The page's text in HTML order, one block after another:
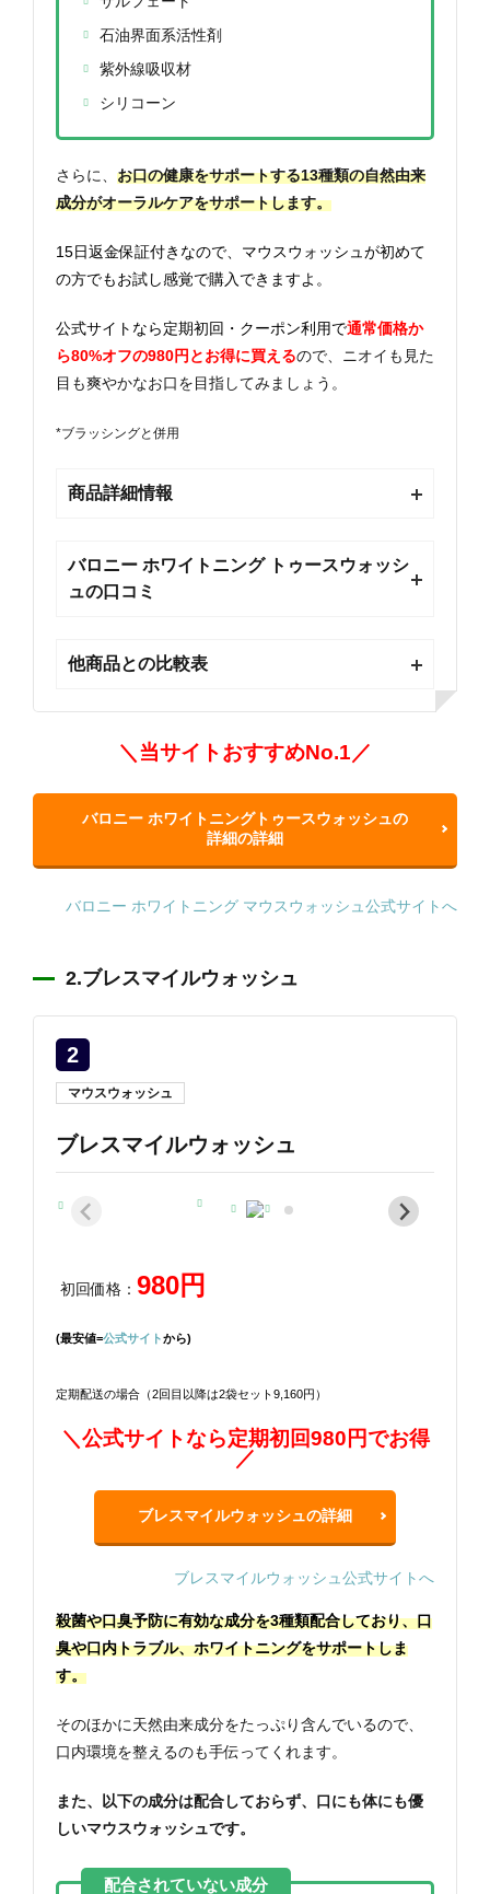
石油界面系活性剤
紫外線吸収材
シリコーン
さらに、 お口の健康をサポートする13種類の自然由来
成分がオーラルケアをサポートします。
15日返金保証付きなので、マウスウォッシュが初めて
の方でもお試し感覚で購入できますよ。
公式サイトなら定期初回・クーポン利用で通常価格か
ら80%オフの980円とお得に買えるので、ニオイも見た
目も爽やかなお口を目指してみましょう。
*ブラッシングと併用
商品詳細情報
バロニー ホワイトニング トゥースウォッシ
ュの口コミ
他商品との比較表
＼当サイトおすすめNo.1／
バロニー ホワイトニングトゥースウォッシュの
詳細の詳細
バロニー ホワイトニング マウスウォッシュ公式サイトへ
2.ブレスマイルウォッシュ
2
マウスウォッシュ
ブレスマイルウォッシュ
初回価格： 980円
(最安値=公式サイトから)
定期配送の場合（2回目以降は2袋セット9,160円）
＼公式サイトなら定期初回980円でお得
／
ブレスマイルウォッシュの詳細
ブレスマイルウォッシュ公式サイトへ
殺菌や口臭予防に有効な成分を3種類配合しており、口
臭や口内トラブル、ホワイトニングをサポートしま
す。
そのほかに天然由来成分をたっぷり含んでいるので、
口内環境を整えるのも手伝ってくれます。
また、以下の成分は配合しておらず、口にも体にも優
しいマウスウォッシュです。